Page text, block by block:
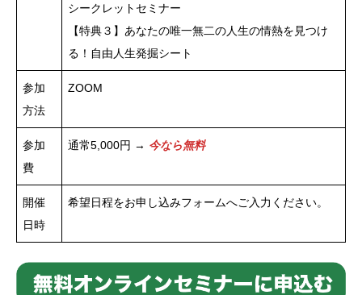
シークレットセミナー
【特典３】あなたの唯一無二の人生の情熱を見つけ
る！自由人生発掘シート
参加
方法
ZOOM
参加
費
通常5,000円 → 今なら無料
開催
日時
希望日程をお申し込みフォームへご入力ください。